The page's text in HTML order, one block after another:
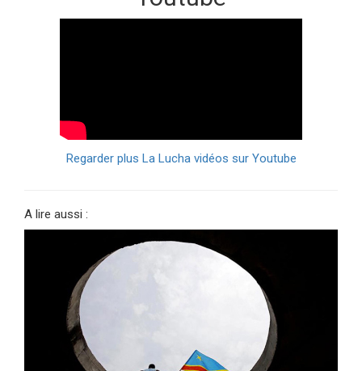
Regarder plus La Lucha vidéos sur Youtube
A lire aussi :